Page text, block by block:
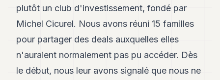
Andy
7
6
Andy
5
Andy
plutôt un club d'investissement, fondé par
Michel Cicurel. Nous avons réuni 15 familles
pour partager des deals auxquelles elles
n'auraient normalement pas pu accéder. Dès
le début, nous leur avons signalé que nous ne